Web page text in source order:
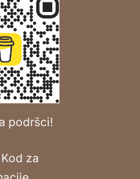
podršci!